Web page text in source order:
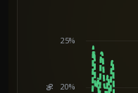
% 20%
25%